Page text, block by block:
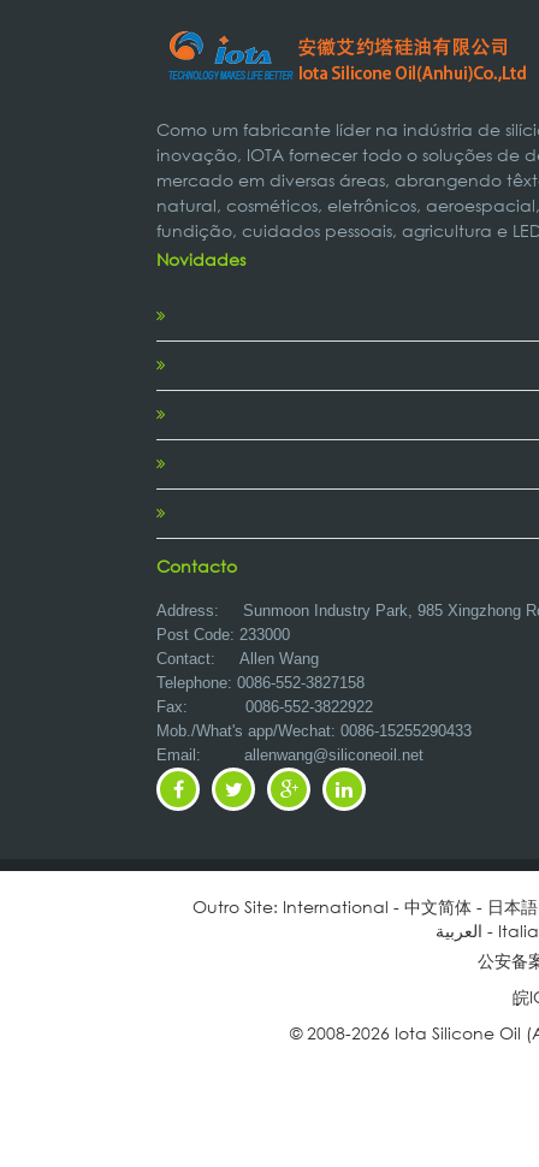
Como um fabricante líder na indústria de
inovação, IOTA fornecer todo o soluções de
mercado em diversas áreas, abrangendo
natural, cosméticos, eletrônicos,
fundição, cuidados pessoais, agricultura e
Novidades
Contacto
Address: Sunmoon Industry Park, 985 Xingzhong
Post Code: 233000
Contact: Allen Wang
Telephone: 0086-552-3827158
Fax: 0086-552-3822922
Mob./What's app/Wechat: 0086-15255290433
Email: allenwang@siliconeoil.net
Outro Site: International - 中文简体- 日本語
العربية -
公安备
皖
© 2008-2026 Iota Silicone Oil